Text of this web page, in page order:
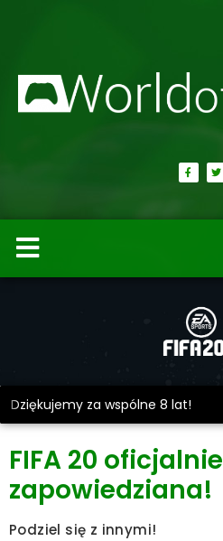
Dziękujemy za wspólne 8 lat!
FIFA 20 oficjalnie
zapowiedziana!
Podziel się z innymi!